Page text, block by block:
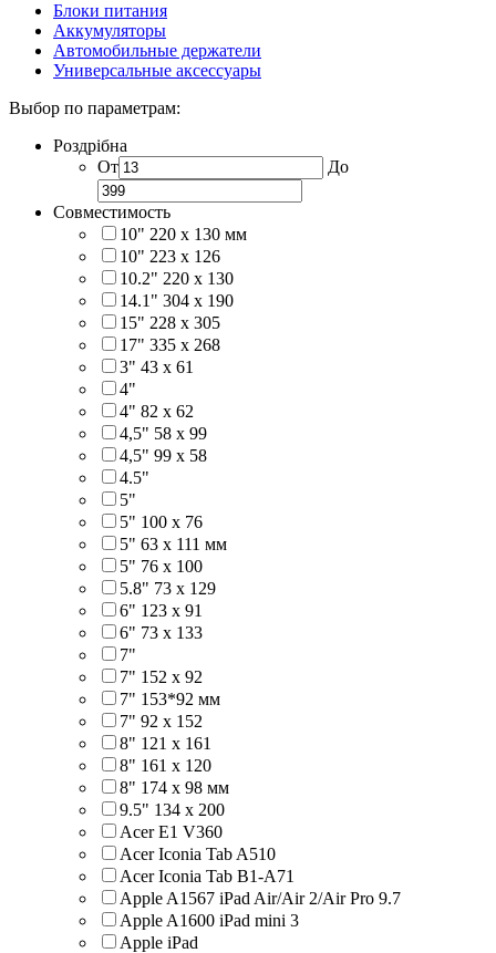
Блоки питания
Аккумуляторы
Автомобильные держатели
Универсальные аксессуары
Выбор по параметрам:
Роздрібна
От
До
Совместимость
10" 220 x 130 мм
10" 223 x 126
10.2" 220 x 130
14.1" 304 х 190
15" 228 x 305
17" 335 х 268
3" 43 x 61
4"
4" 82 x 62
4,5" 58 х 99
4,5" 99 x 58
4.5"
5"
5" 100 x 76
5" 63 x 111 мм
5" 76 х 100
5.8" 73 x 129
6" 123 х 91
6" 73 х 133
7"
7" 152 x 92
7" 153*92 мм
7" 92 х 152
8" 121 х 161
8" 161 х 120
8" 174 x 98 мм
9.5" 134 x 200
Acer E1 V360
Acer Iconia Tab A510
Acer Iconia Tab B1-A71
Apple A1567 iPad Air/Air 2/Air Pro 9.7
Apple A1600 iPad mini 3
Apple iPad